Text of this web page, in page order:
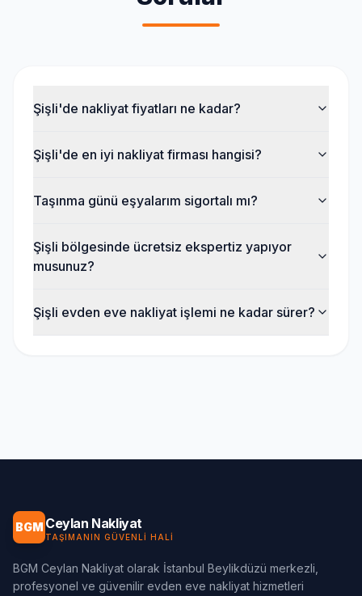
Şişli'de nakliyat fiyatları ne kadar?
Şişli'de en iyi nakliyat firması hangisi?
Taşınma günü eşyalarım sigortalı mı?
Şişli bölgesinde ücretsiz ekspertiz yapıyor
musunuz?
Şişli evden eve nakliyat işlemi ne kadar sürer?
BGM Ceylan Nakliyat
TAŞIMANIN GÜVENLI HALI
BGM Ceylan Nakliyat olarak İstanbul Beylikdüzü merkezli,
profesyonel ve güvenilir evden eve nakliyat hizmetleri